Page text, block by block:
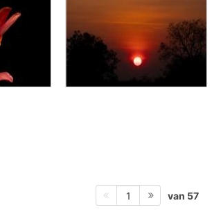
1 van 57